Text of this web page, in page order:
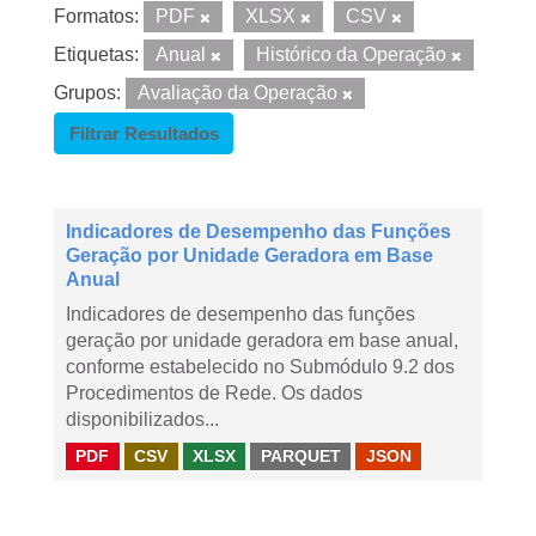
Formatos: PDF XLSX
CSV
Etiquetas:
Anual
Histórico da Operação
Grupos:
Avaliação da Operação
Filtrar Resultados
Indicadores de Desempenho das Funções
Geração por Unidade Geradora em Base
Anual
Indicadores de desempenho das funções
geração por unidade geradora em base anual,
conforme estabelecido no Submódulo 9.2 dos
Procedimentos de Rede. Os dados
disponibilizados...
PDF CSV XLSX PARQUET JSON